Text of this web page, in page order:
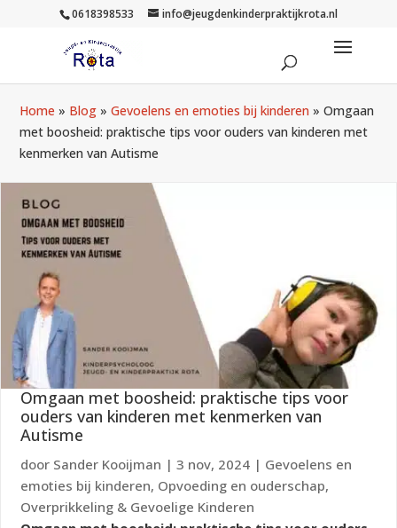
0618398533 info@jeugdenkinderpraktijkrota.nl
Home » Blog »Gevoelens en emoties bij kinderen »Omgaan
met boosheid: praktische tips voor ouders van kinderen met
kenmerken van Autisme
Omgaan met boosheid: praktische tips voor
ouders van kinderen met kenmerken van
Autisme
door Sander Kooijman |3 nov, 2024 | Gevoelens en
emoties bij kinderen, Opvoeding en ouderschap,
Overprikkeling & Gevoelige Kinderen